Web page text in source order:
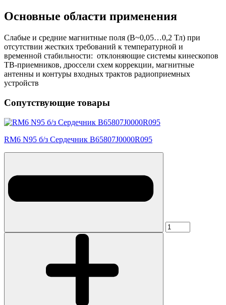
Основные области применения
Слабые и средние магнитные поля (В~0,05…0,2 Тл) при
отсутствии жестких требований к температурной и
временной стабильности: отклоняющие системы кинескопов
ТВ-приемников, дроссели схем коррекции, магнитные
антенны и контуры входных трактов радиоприемных
устройств
Сопутствующие товары
RM6 N95 б/з Сердечник B65807J0000R095